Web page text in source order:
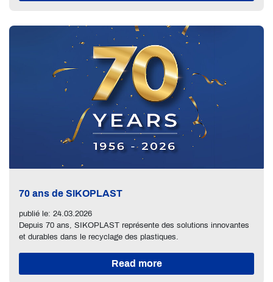
70 ans de SIKOPLAST
publié le: 24.03.2026
Depuis 70 ans, SIKOPLAST représente des solutions innovantes
et durables dans le recyclage des plastiques.
Read more